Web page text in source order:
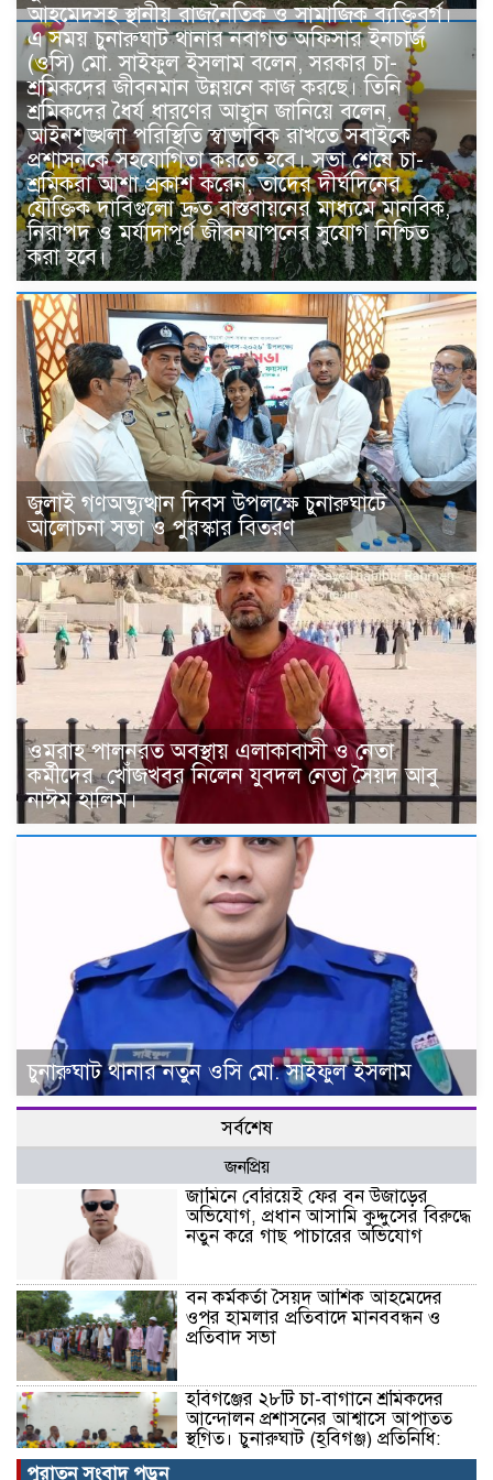
আহমেদসহ স্থানীয় রাজনৈতিক ও সামাজিক ব্যক্তিবর্গ।
এ সময় চুনারুঘাট থানার নবাগত অফিসার ইনচার্জ
(ওসি) মো. সাইফুল ইসলাম বলেন, সরকার চা-
শ্রমিকদের জীবনমান উন্নয়নে কাজ করছে। তিনি
শ্রমিকদের ধৈর্য ধারণের আহ্বান জানিয়ে বলেন,
আইনশৃঙ্খলা পরিস্থিতি স্বাভাবিক রাখতে সবাইকে
প্রশাসনকে সহযোগিতা করতে হবে। সভা শেষে চা-
শ্রমিকরা আশা প্রকাশ করেন, তাদের দীর্ঘদিনের
যৌক্তিক দাবিগুলো দ্রুত বাস্তবায়নের মাধ্যমে মানবিক,
নিরাপদ ও মর্যাদাপূর্ণ জীবনযাপনের সুযোগ নিশ্চিত
করা হবে।
জুলাই গণঅভ্যুত্থান দিবস উপলক্ষে চুনারুঘাটে
আলোচনা সভা ও পুরস্কার বিতরণ
ওমরাহ পালনরত অবস্থায় এলাকাবাসী ও নেতা
কর্মীদের খোঁজখবর নিলেন যুবদল নেতা সৈয়দ আবু
নাঈম হালিম।
চুনারুঘাট থানার নতুন ওসি মো. সাইফুল ইসলাম
সর্বশেষ
জনপ্রিয়
জামিনে বেরিয়েই ফের বন উজাড়ের
অভিযোগ, প্রধান আসামি কুদ্দুসের বিরুদ্ধে
নতুন করে গাছ পাচারের অভিযোগ
বন কর্মকর্তা সৈয়দ আশিক আহমেদের
ওপর হামলার প্রতিবাদে মানববন্ধন ও
প্রতিবাদ সভা
হবিগঞ্জের ২৮টি চা-বাগানে শ্রমিকদের
আন্দোলন প্রশাসনের আশ্বাসে আপাতত
স্থগিত। চুনারুঘাট (হবিগঞ্জ) প্রতিনিধি:
হবিগঞ্জ জেলার ২৮টি চা-বাগানের
পুরাতন সংবাদ পড়ুন